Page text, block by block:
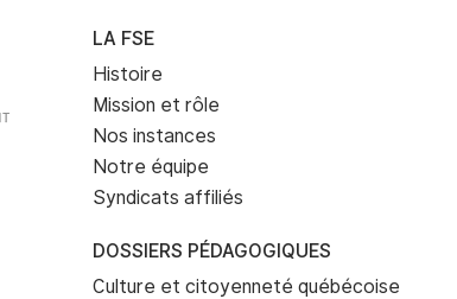
LA FSE
Histoire
Mission et rôle
Nos instances
Notre équipe
Syndicats affiliés
DOSSIERS PÉDAGOGIQUES
Culture et citoyenneté québécoise